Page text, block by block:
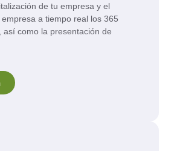
de tu empresa y el
a tiempo real los 365
así como la presentación de